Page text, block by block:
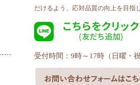
だけるよう、応対品質の向上を目指
受付時間：9時～17時（日曜・祝